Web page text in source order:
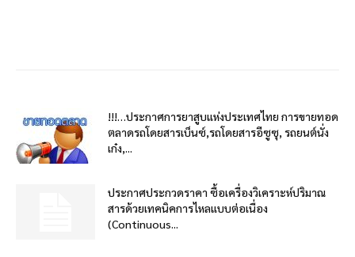
!!!…ประกาศการยาสูบแห่งประเทศไทย การขายทอด
ตลาดรถโดยสารเบ็นซ์,รถโดยสารอีซูซุ, รถยนต์นั่ง
เก๋ง,...
ประกาศประกวดราคา ซื้อเครื่องวิเคราะห์ปริมาณ
สารด้วยเทคนิคการไหลแบบต่อเนื่อง
(Continuous...